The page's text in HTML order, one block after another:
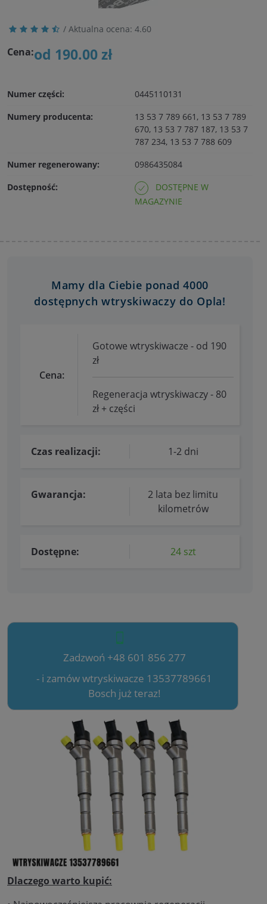
/ Aktualna ocena: 4.60
Cena:od 190.00 zł
Numer części:
0445110131
Numery producenta:
13 53 7 789 661, 13 53 7 789
670, 13 53 7 787 187, 13 53 7
787 234, 13 53 7 788 609
Numer regenerowany:
0986435084
Dostępność:
DOSTĘPNE W
MAGAZYNIE
Mamy dla Ciebie ponad 4000
dostępnych wtryskiwaczy do Opla!
Cena:
Gotowe wtryskiwacze - od 190
zł
Regeneracja wtryskiwaczy - 80
zł + części
Czas realizacji: 1-2 dni
Gwarancja:
2 lata bez limitu
kilometrów
Dostępne: 24 szt
Zadzwoń +48 601 856 277
- i zamów wtryskiwacze 13537789661
Bosch już teraz!
Dlaczego warto kupić: